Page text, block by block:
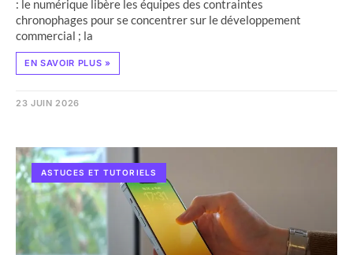
: le numérique libère les équipes des contraintes
chronophages pour se concentrer sur le développement
commercial ; la
EN SAVOIR PLUS »
23 JUIN 2026
ASTUCES ET TUTORIELS